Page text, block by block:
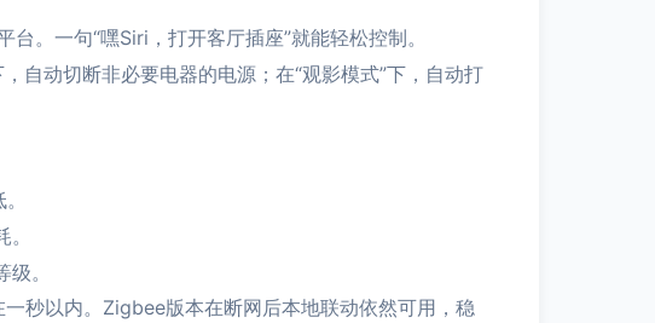
。一句“嘿Siri，打开客厅插座”就能轻松控制。
自动切断非必要电器的电源；在“观影模式”下，自动打
。
秒以内。Zigbee版本在断网后本地联动依然可用，稳